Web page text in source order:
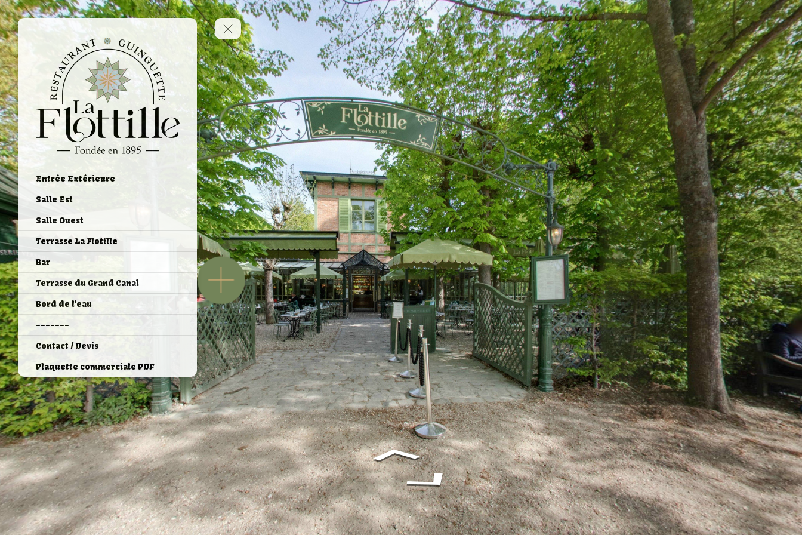
Entrée Extérieure
Salle Est
Salle Ouest
Terrasse La Flotille
Bar
Terrasse du Grand Canal
Bord de l'eau
-------
Contact / Devis
Plaquette commerciale PDF